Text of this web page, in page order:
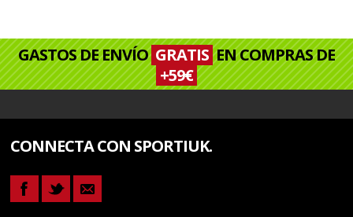
GASTOS DE ENVÍO GRATISEN COMPRAS DE
+59€
CONNECTA CON SPORTIUK.